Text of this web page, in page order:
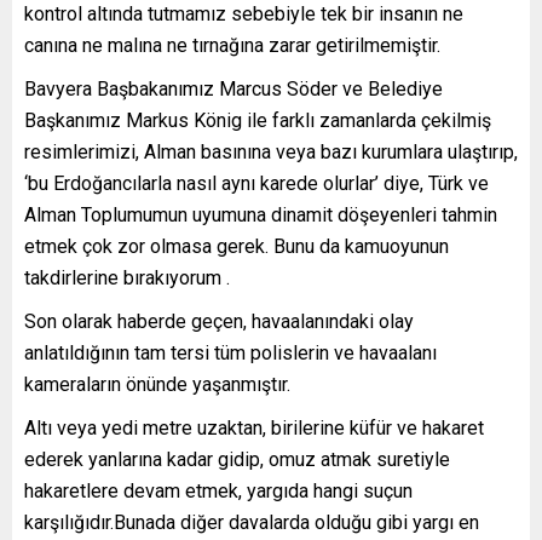
kontrol altında tutmamız sebebiyle tek bir insanın ne
canına ne malına ne tırnağına zarar getirilmemiştir.
Bavyera Başbakanımız Marcus Söder ve Belediye
Başkanımız Markus König ile farklı zamanlarda çekilmiş
resimlerimizi, Alman basınına veya bazı kurumlara ulaştırıp,
‘bu Erdoğancılarla nasıl aynı karede olurlar’ diye, Türk ve
Alman Toplumumun uyumuna dinamit döşeyenleri tahmin
etmek çok zor olmasa gerek. Bunu da kamuoyunun
takdirlerine bırakıyorum .
Son olarak haberde geçen, havaalanındaki olay
anlatıldığının tam tersi tüm polislerin ve havaalanı
kameraların önünde yaşanmıştır.
Altı veya yedi metre uzaktan, birilerine küfür ve hakaret
ederek yanlarına kadar gidip, omuz atmak suretiyle
hakaretlere devam etmek, yargıda hangi suçun
karşılığıdır.Bunada diğer davalarda olduğu gibi yargı en